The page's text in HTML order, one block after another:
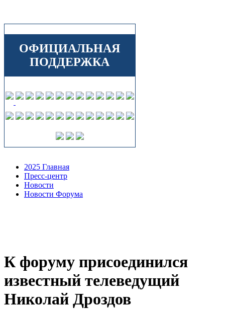
ОФИЦИАЛЬНАЯ
ПОДДЕРЖКА
2025 Главная
Пресс-центр
Новости
Новости Форума
К форуму присоединился
известный телеведущий
Николай Дроздов